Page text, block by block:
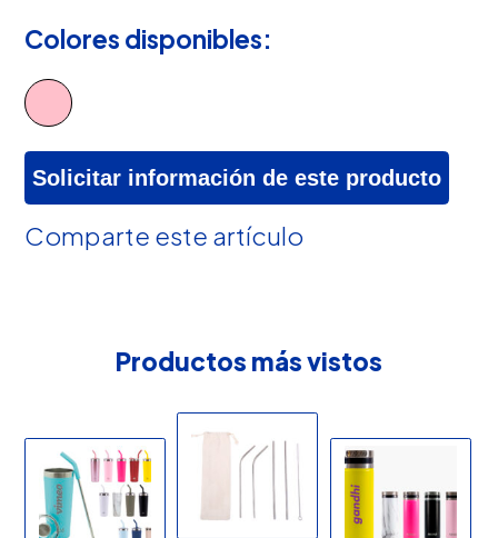
Colores disponibles:
Solicitar información de este producto
Comparte este artículo
Productos más vistos